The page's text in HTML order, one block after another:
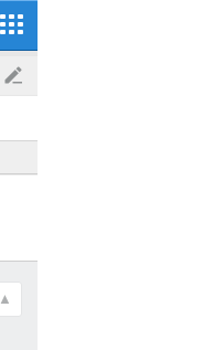
글
쓰
기
▲